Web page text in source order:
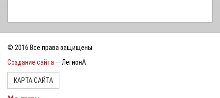
© 2016 Все права защищены
Создание сайта — ЛегионА
КАРТА САЙТА